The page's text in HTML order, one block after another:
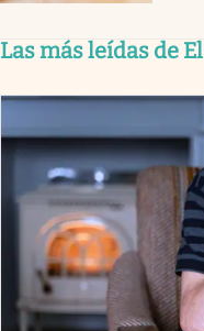
Las más leídas de